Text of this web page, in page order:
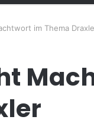
im Thema